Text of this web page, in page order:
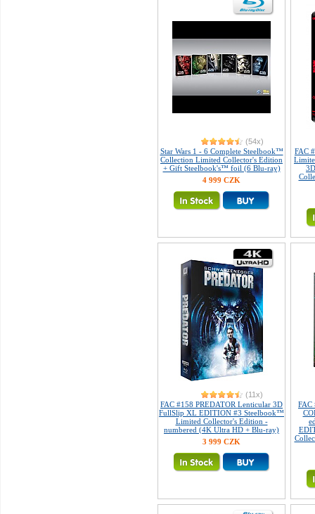
(54x)
Star Wars 1 - 6 Complete Steelbook™
Collection Limited Collector's Edition
+ Gift Steelbook's™ foil (6 Blu-ray)
4 999 CZK
FAC
(11x)
FAC #158 PREDATOR Lenticular 3D
FullSlip XL EDITION #3 Steelbook™
Limited Collector's Edition -
numbered (4K Ultra HD + Blu-ray)
3 999 CZK
FAC